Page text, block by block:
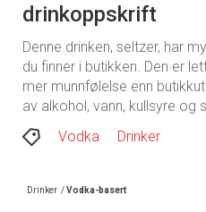
drinkoppskrift
Denne drinken, seltzer, har
du finner i butikken. Den er
mer munnfølelse enn
av alkohol, vann, kullsyre og
Vodka
Drinker
Drinker /Vodka-basert